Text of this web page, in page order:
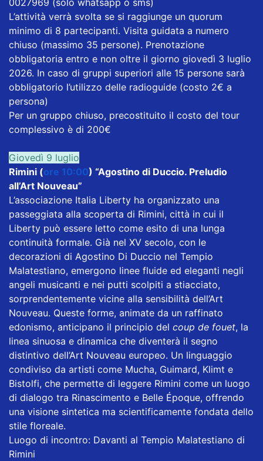
L’attività verrà svolta se si raggiunge un quorum
minimo di 8 partecipanti. Visita guidata a numero
chiuso (massimo 35 persone). Prenotazione
obbligatoria entro e non oltre il giorno giovedì 3 luglio
2026. In caso di gruppi superiori alle 15 persone sarà
obbligatorio l’utilizzo delle radioguide (costo 2€ a
persona)
Per un gruppo chiuso, precostituito il costo del tour
complessivo è di 200€
Giovedì 9 luglio
Rimini (ore 10:00) “Agostino di Duccio. Preludio
all’Art Nouveau”
L’associazione Italia Liberty ha organizzato una
passeggiata alla scoperta di Rimini, città in cui il
Liberty può essere letto come esito di una lunga
continuità formale. Già nel XV secolo, con le
decorazioni di Agostino Di Duccio nel Tempio
Malatestiano, emergono linee fluide ed eleganti negli
angeli musicanti e nei putti scolpiti a stiacciato,
sorprendentemente vicine alla sensibilità dell’Art
Nouveau. Queste forme, animate da un raffinato
edonismo, anticipano il principio del coup de fouet, la
linea sinuosa e dinamica che diventerà il segno
distintivo dell’Art Nouveau europeo. Un linguaggio
condiviso da artisti come Mucha, Guimard, Klimt e
Bistolfi, che permette di leggere Rimini come un luogo
di dialogo tra Rinascimento e Belle Époque, offrendo
una visione sintetica ma scientificamente fondata dello
stile floreale.
Luogo di incontro: Davanti al Tempio Malatestiano di
Rimini